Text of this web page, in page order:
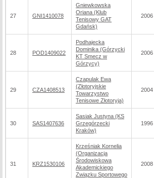
27 GNI1410078
Gniewkowska
Oriana (Klub
Tenisowy GAT
Gdańsk)
2006
28 POD1409022
Podhajecka
Dominika (Górzycki
KT Smecz w
Górzycy)
2006
29 CZA1408513
Czapulak Ewa
(Złotoryjskie
Towarzystwo
Tenisowe Złotoryja)
2004
30 SAS1407636
Sasiak Justyna (KS
Grzegórzecki
Kraków)
1996
31 KRZ1530106
Krześniak Kornelia
(Organizacja
Środowiskowa
Akademickiego
Związku Sportowego
2008